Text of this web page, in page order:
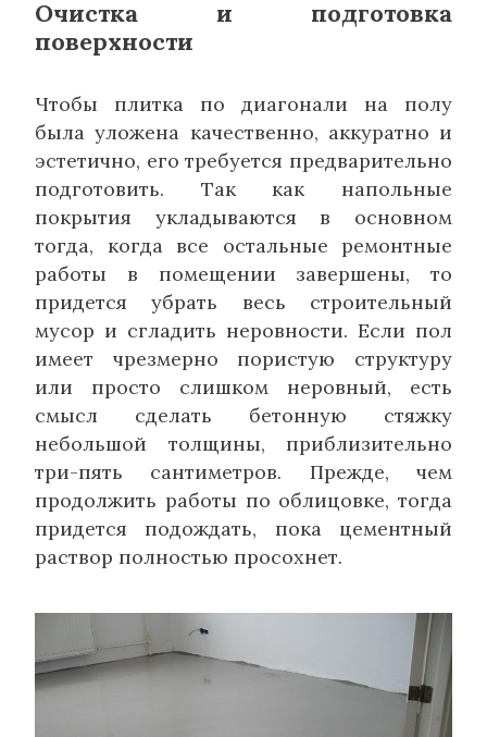
Очистка и подготовка
поверхности
Чтобы плитка по диагонали на полу
была уложена качественно, аккуратно и
эстетично, его требуется предварительно
подготовить. Так как напольные
покрытия укладываются в основном
тогда, когда все остальные ремонтные
работы в помещении завершены, то
придется убрать весь строительный
мусор и сгладить неровности. Если пол
имеет чрезмерно пористую структуру
или просто слишком неровный, есть
смысл сделать бетонную стяжку
небольшой толщины, приблизительно
три-пять сантиметров. Прежде, чем
продолжить работы по облицовке, тогда
придется подождать, пока цементный
раствор полностью просохнет.